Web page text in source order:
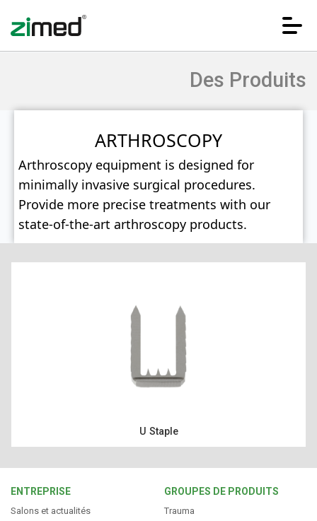
HOME
PRODUITS
FRANÇAIS
Des Produits
ARTHROSCOPY
Arthroscopy equipment is designed for
minimally invasive surgical procedures.
Provide more precise treatments with our
state-of-the-art arthroscopy products.
U Staple
ENTREPRISE
Salons et actualités
GROUPES DE PRODUITS
Trauma